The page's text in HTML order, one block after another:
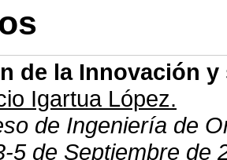
de la Innovación
Igartua López.
de Ingeniería de
5 de Septiembre de